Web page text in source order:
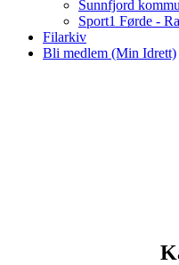
Sunnfjord
Sport1 Førde -
Filarkiv
Bli medlem (Min Idrett)